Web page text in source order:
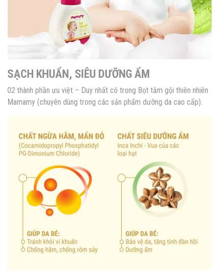
SẠCH KHUẨN, SIÊU DƯỠNG ẨM
02 thành phần ưu việt – Duy nhất có trong Bọt tắm gội thiên nhiên
Mamamy (chuyên dùng trong các sản phẩm dưỡng da cao cấp).